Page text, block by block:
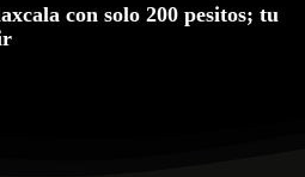
con solo 200 pesitos; tu